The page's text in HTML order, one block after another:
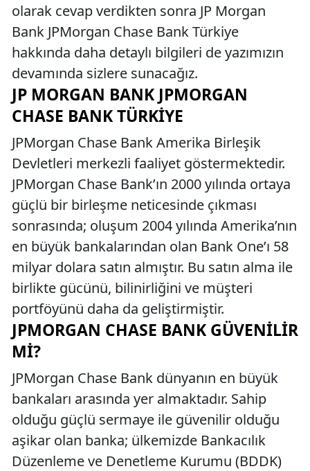
olarak cevap verdikten sonra JP Morgan
Bank JPMorgan Chase Bank Türkiye
hakkında daha detaylı bilgileri de yazımızın
devamında sizlere sunacağız.
JP MORGAN BANK JPMORGAN
CHASE BANK TÜRKIYE
JPMorgan Chase Bank Amerika Birleşik
Devletleri merkezli faaliyet göstermektedir.
JPMorgan Chase Bank’ın 2000 yılında ortaya
güçlü bir birleşme neticesinde çıkması
sonrasında; oluşum 2004 yılında Amerika’nın
en büyük bankalarından olan Bank One’ı 58
milyar dolara satın almıştır. Bu satın alma ile
birlikte gücünü, bilinirliğini ve müşteri
portföyünü daha da geliştirmiştir.
JPMORGAN CHASE BANK GÜVENILIR
MI?
JPMorgan Chase Bank dünyanın en büyük
bankaları arasında yer almaktadır. Sahip
olduğu güçlü sermaye ile güvenilir olduğu
aşikar olan banka; ülkemizde Bankacılık
Düzenleme ve Denetleme Kurumu (BDDK)